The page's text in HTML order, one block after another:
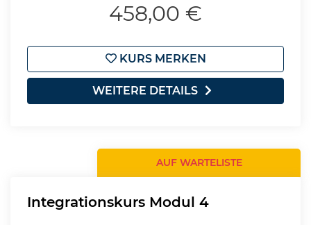
458,00 €
KURS MERKEN
WEITERE DETAILS
AUF WARTELISTE
Integrationskurs Modul 4